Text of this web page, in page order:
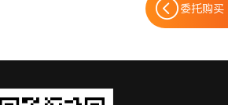
委托购买